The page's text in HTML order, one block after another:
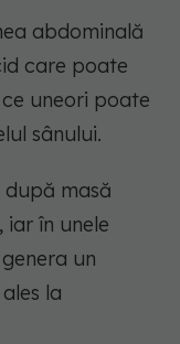
abdominală
care poate
uneori poate
sânului.
după masă
în unele
un
la